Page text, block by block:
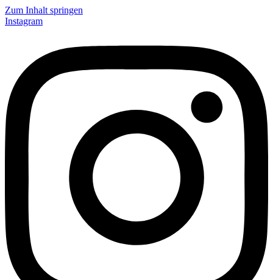
Zum Inhalt springen
Instagram